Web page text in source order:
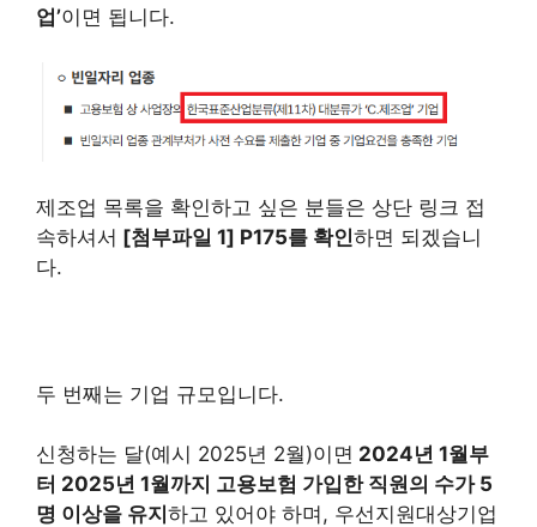
업’이면 됩니다.
제조업 목록을 확인하고 싶은 분들은 상단 링크 접
속하셔서 [첨부파일 1] P175를 확인하면 되겠습니
다.
두 번째는 기업 규모입니다.
신청하는 달(예시 2025년 2월)이면 2024년 1월부
터 2025년 1월까지 고용보험 가입한 직원의 수가 5
명 이상을 유지 하고 있어야 하며, 우선지원대상기업